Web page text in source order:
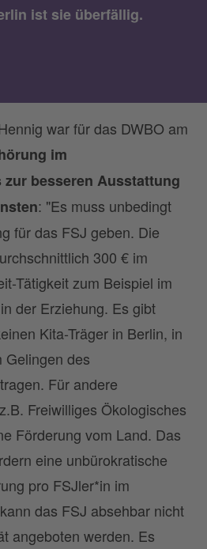
ist sie überfällig.
war für das DWBO am
im
besseren Ausstattung
: "Es muss unbedingt
für das FSJ geben. Die
300 € im
Tätigkeit zum Beispiel im
der Erziehung. Es gibt
Kita-Träger in Berlin, in
Gelingen des
Für andere
Freiwilliges Ökologisches
Förderung vom Land. Das
eine unbürokratische
pro FSJler*in im
das FSJ absehbar nicht
angeboten werden. Es